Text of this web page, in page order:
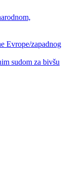
Evrope/zapadnog
sudom za bivšu